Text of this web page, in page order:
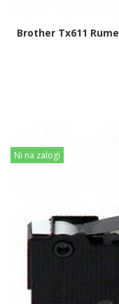
Brother Tx611
Ni na zalogi